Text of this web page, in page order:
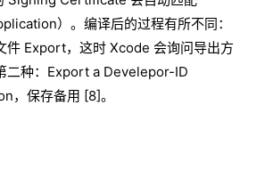
）。编译后的过程有所不同：
件 Export，这时 Xcode 会询问导出方
二种：Export a Develepor-ID
，保存备用 [8]。